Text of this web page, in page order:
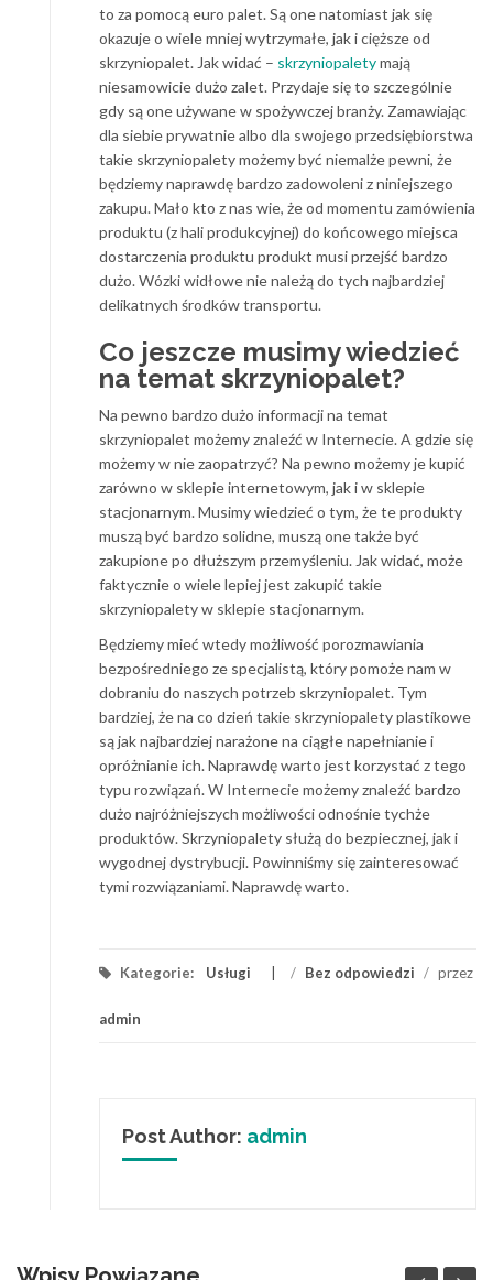
to za pomocą euro palet. Są one natomiast jak się
okazuje o wiele mniej wytrzymałe, jak i cięższe od
skrzyniopalet. Jak widać – skrzyniopaletymają
niesamowicie dużo zalet. Przydaje się to szczególnie
gdy są one używane w spożywczej branży. Zamawiając
dla siebie prywatnie albo dla swojego przedsiębiorstwa
takie skrzyniopalety możemy być niemalże pewni, że
będziemy naprawdę bardzo zadowoleni z niniejszego
zakupu. Mało kto z nas wie, że od momentu zamówienia
produktu (z hali produkcyjnej) do końcowego miejsca
dostarczenia produktu produkt musi przejść bardzo
dużo. Wózki widłowe nie należą do tych najbardziej
delikatnych środków transportu.
Co jeszcze musimy wiedzieć
na temat skrzyniopalet?
Na pewno bardzo dużo informacji na temat
skrzyniopalet możemy znaleźć w Internecie. A gdzie się
możemy w nie zaopatrzyć? Na pewno możemy je kupić
zarówno w sklepie internetowym, jak i w sklepie
stacjonarnym. Musimy wiedzieć o tym, że te produkty
muszą być bardzo solidne, muszą one także być
zakupione po dłuższym przemyśleniu. Jak widać, może
faktycznie o wiele lepiej jest zakupić takie
skrzyniopalety w sklepie stacjonarnym.
Będziemy mieć wtedy możliwość porozmawiania
bezpośredniego ze specjalistą, który pomoże nam w
dobraniu do naszych potrzeb skrzyniopalet. Tym
bardziej, że na co dzień takie skrzyniopalety plastikowe
są jak najbardziej narażone na ciągłe napełnianie i
opróżnianie ich. Naprawdę warto jest korzystać z tego
typu rozwiązań. W Internecie możemy znaleźć bardzo
dużo najróżniejszych możliwości odnośnie tychże
produktów. Skrzyniopalety służą do bezpiecznej, jak i
wygodnej dystrybucji. Powinniśmy się zainteresować
tymi rozwiązaniami. Naprawdę warto.
Kategorie: Usługi / Bez odpowiedzi / przez
admin
Post Author: admin